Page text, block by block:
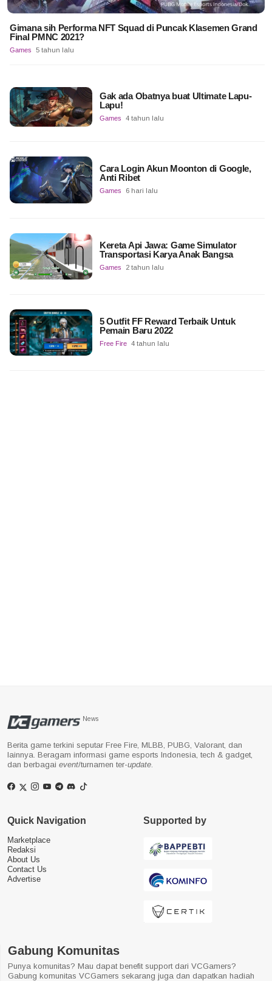
Gimana sih Performa NFT Squad di Puncak Klasemen Grand
Final PMNC 2021?
Games 5 tahun lalu
Gak ada Obatnya buat Ultimate Lapu-
Lapu!
Games 4 tahun lalu
Cara Login Akun Moonton di Google,
Anti Ribet
Games 6 hari lalu
Kereta Api Jawa: Game Simulator
Transportasi Karya Anak Bangsa
Games 2 tahun lalu
5 Outfit FF Reward Terbaik Untuk
Pemain Baru 2022
Free Fire 4 tahun lalu
News
Berita game terkini seputar Free Fire, MLBB, PUBG, Valorant, dan
lainnya. Beragam informasi game esports Indonesia, tech & gadget,
dan berbagai event/turnamen ter-update.
Quick Navigation
Marketplace
Redaksi
About Us
Contact Us
Advertise
Supported by
Gabung Komunitas
Punya komunitas? Mau dapat benefit support dari VCGamers?
Gabung komunitas VCGamers sekarang juga dan dapatkan hadiah